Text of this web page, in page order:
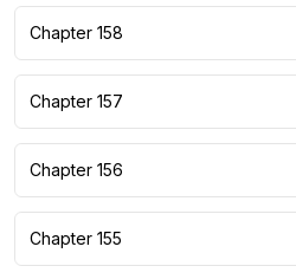
Chapter 158
Chapter 157
Chapter 156
Chapter 155